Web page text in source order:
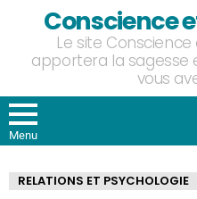
Conscience
Le site Conscience
apportera la sagesse
vous
Menu
RELATIONS ET PSYCHOLOGIE